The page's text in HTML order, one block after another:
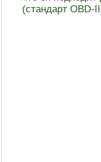
(стандарт OBD-